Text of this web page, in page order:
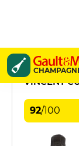
Cuillier
VINCENT
92/100